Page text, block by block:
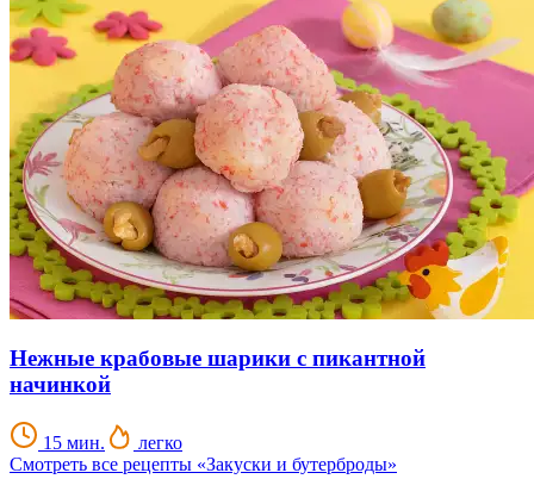
Нежные крабовые шарики с пикантной
начинкой
15 мин.
легко
Смотреть все рецепты «Закуски и бутерброды»